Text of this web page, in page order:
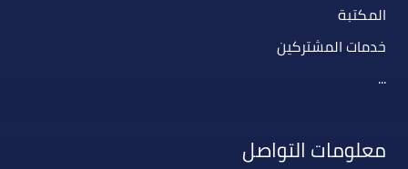
المكتبة
خدمات المشتركين
...
معلومات التواصل